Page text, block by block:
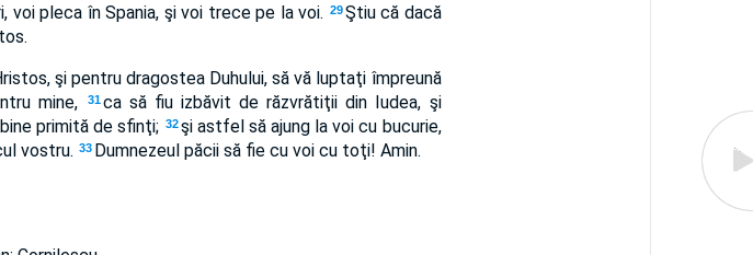
voi pleca în Spania, şi voi trece pe la voi. 29 Ştiu că dacă
şi pentru dragostea Duhului, să vă luptaţi împreună
mine,
31 ca să fiu izbăvit de răzvrătiţii din Iudea, şi
primită de sfinţi; 32 şi astfel să ajung la voi cu bucurie,
vostru. 33 Dumnezeul păcii să fie cu voi cu toţi! Amin.